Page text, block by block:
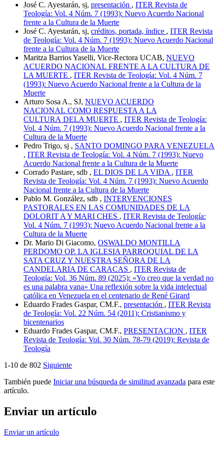
José C. Ayestarán, sj, presentación , ITER Revista de
Teología: Vol. 4 Núm. 7 (1993): Nuevo Acuerdo Nacional
frente a la Cultura de la Muerte
José C. Ayestarán, sj, créditos, portada, índice , ITER Revista
de Teología: Vol. 4 Núm. 7 (1993): Nuevo Acuerdo Nacional
frente a la Cultura de la Muerte
Maritza Barrios Yaselli, Vice-Rectora UCAB, NUEVO
ACUERDO NACIONAL FRENTE A LA CULTURA DE
LA MUERTE , ITER Revista de Teología: Vol. 4 Núm. 7
(1993): Nuevo Acuerdo Nacional frente a la Cultura de la
Muerte
Arturo Sosa A., SJ, NUEVO ACUERDO
NACIONAL COMO RESPUESTA A LA
CULTURA DELA MUERTE , ITER Revista de Teología:
Vol. 4 Núm. 7 (1993): Nuevo Acuerdo Nacional frente a la
Cultura de la Muerte
Pedro Trigo, sj , SANTO DOMINGO PARA VENEZUELA
, ITER Revista de Teología: Vol. 4 Núm. 7 (1993): Nuevo
Acuerdo Nacional frente a la Cultura de la Muerte
Corrado Pastare, sdb , EL DIOS DE LA VIDA , ITER
Revista de Teología: Vol. 4 Núm. 7 (1993): Nuevo Acuerdo
Nacional frente a la Cultura de la Muerte
Pablo M. González, sdb , INTERVENCIONES
PASTORALES EN LAS COMUNIDADES DE LA
DOLORIT A Y MARI CHES , ITER Revista de Teología:
Vol. 4 Núm. 7 (1993): Nuevo Acuerdo Nacional frente a la
Cultura de la Muerte
Dr. Mario Di Giacomo, OSWALDO MONTILLA
PERDOMO OP. LA IGLESIA PARROQUIAL DE LA
SATA CRUZ Y NUESTRA SEÑORA DE LA
CANDELARIA DE CARACAS , ITER Revista de
Teología: Vol. 36 Núm. 89 (2025): «Yo creo que la verdad no
es una palabra vana» Una reflexión sobre la vida intelectual
católica en Venezuela en el centenario de René Girard
Eduardo Frades Gaspar, CM.F., presentación , ITER Revista
de Teología: Vol. 22 Núm. 54 (2011): Cristianismo y
bicentenarios
Eduardo Frades Gaspar, CM.F., PRESENTACION , ITER
Revista de Teología: Vol. 30 Núm. 78-79 (2019): Revista de
Teología
1-10 de 802 Siguiente
También puede Iniciar una búsqueda de similitud avanzada para este
artículo.
Enviar un artículo
Enviar un artículo